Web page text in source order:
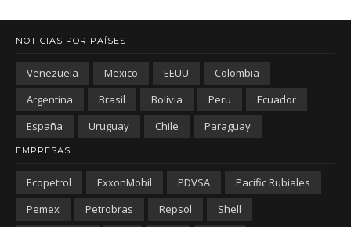
NOTICIAS POR PAÍSES
Venezuela Mexico EEUU
Colombia
Argentina
Brasil Bolivia Peru
Ecuador
España
Uruguay Chile Paraguay
EMPRESAS
Ecopetrol ExxonMobil PDVSA
Pacific Rubiales
Pemex
Petrobras Repsol
Shell